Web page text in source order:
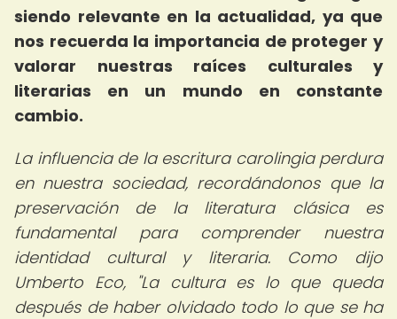
siendo relevante en la actualidad, ya que
nos recuerda la importancia de proteger y
valorar nuestras raíces culturales y
literarias en un mundo en constante
cambio.
La influencia de la escritura carolingia perdura
en nuestra sociedad, recordándonos que la
preservación de la literatura clásica es
fundamental para comprender nuestra
identidad cultural y literaria. Como dijo
Umberto Eco, "La cultura es lo que queda
después de haber olvidado todo lo que se ha